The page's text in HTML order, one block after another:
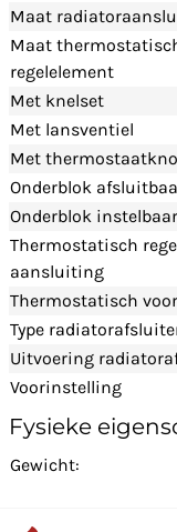
Maat
Maat
regelelement
Met knelset
Met lansventiel
Met
Onderblok
Onderblok instelbaar
Thermostatisch
aansluiting
Thermostatisch
Type
Uitvoering
Voorinstelling
Fysieke
Gewicht: